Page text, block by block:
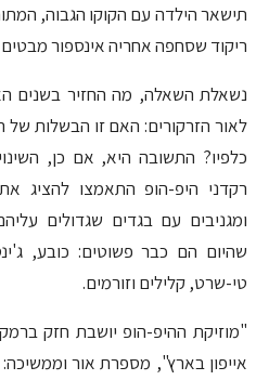
תישאר הילדה עם הקוקו הגבוה,
ריקוד שסחפה אחריה אינספור
נשאלת השאלה, מה החזיר בשנים
לאור הזרקורים: האם זו הבשלות
כלפיו? התשובה היא, אם כן,
רקדני היפ-הופ התאמצו להציג
ומגניבים עם בגדים שגדולים
שהיום הם כבר פשוטים: כובע,
טי-שרט, קלילים וזורמים.
"מוזיקת ההיפ-הופ יושבת חזק
אייפון בארץ", מספרת אור